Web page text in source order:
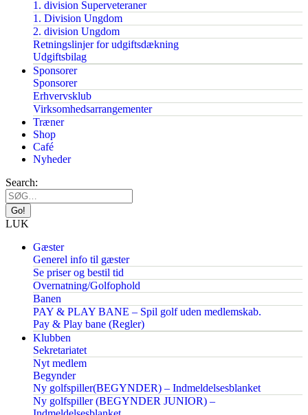
1. division Superveteraner
1. Division Ungdom
2. division Ungdom
Retningslinjer for udgiftsdækning
Udgiftsbilag
Sponsorer
Sponsorer
Erhvervsklub
Virksomhedsarrangementer
Træner
Shop
Café
Nyheder
Search:
LUK
Gæster
Generel info til gæster
Se priser og bestil tid
Overnatning/Golfophold
Banen
PAY & PLAY BANE – Spil golf uden medlemskab.
Pay & Play bane (Regler)
Klubben
Sekretariatet
Nyt medlem
Begynder
Ny golfspiller(BEGYNDER) – Indmeldelsesblanket
Ny golfspiller (BEGYNDER JUNIOR) –